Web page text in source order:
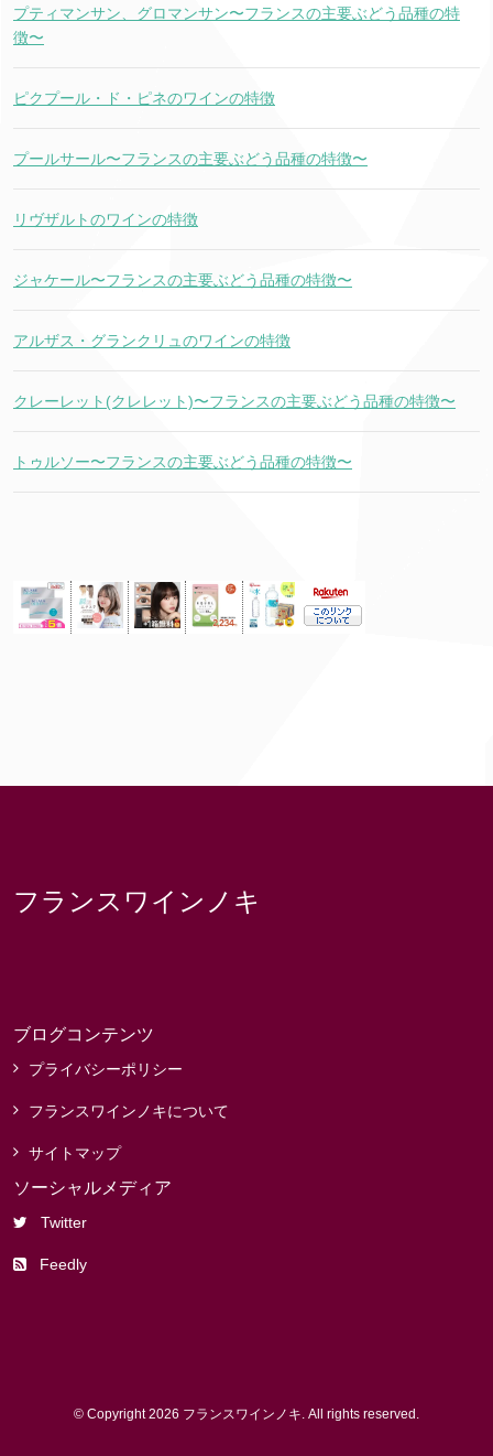
プティマンサン、グロマンサン〜フランスの主要ぶどう品種の特
徴〜
ピクプール・ド・ピネのワインの特徴
プールサール〜フランスの主要ぶどう品種の特徴〜
リヴザルトのワインの特徴
ジャケール〜フランスの主要ぶどう品種の特徴〜
アルザス・グランクリュのワインの特徴
クレーレット(クレレット)〜フランスの主要ぶどう品種の特徴〜
トゥルソー〜フランスの主要ぶどう品種の特徴〜
フランスワインノキ
ブログコンテンツ
プライバシーポリシー
フランスワインノキについて
サイトマップ
ソーシャルメディア
Twitter
Feedly
© Copyright 2026 フランスワインノキ. All rights reserved.